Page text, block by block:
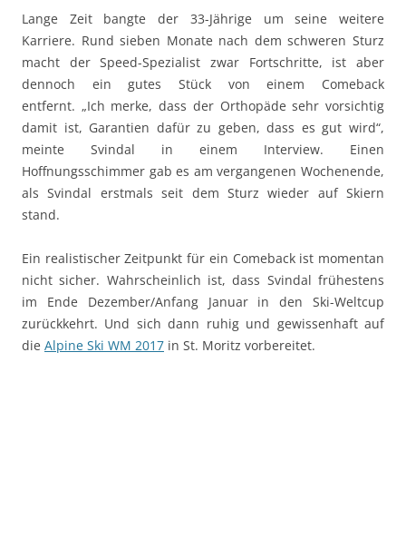
Lange Zeit bangte der 33-Jährige um seine weitere
Karriere. Rund sieben Monate nach dem schweren Sturz
macht der Speed-Spezialist zwar Fortschritte, ist aber
dennoch ein gutes Stück von einem Comeback
entfernt. „Ich merke, dass der Orthopäde sehr vorsichtig
damit ist, Garantien dafür zu geben, dass es gut wird“,
meinte Svindal in einem Interview. Einen
Hoffnungsschimmer gab es am vergangenen Wochenende,
als Svindal erstmals seit dem Sturz wieder auf Skiern
stand.
Ein realistischer Zeitpunkt für ein Comeback ist momentan
nicht sicher. Wahrscheinlich ist, dass Svindal frühestens
im Ende Dezember/Anfang Januar in den Ski-Weltcup
zurückkehrt. Und sich dann ruhig und gewissenhaft auf
die Alpine Ski WM 2017 in St. Moritz vorbereitet.